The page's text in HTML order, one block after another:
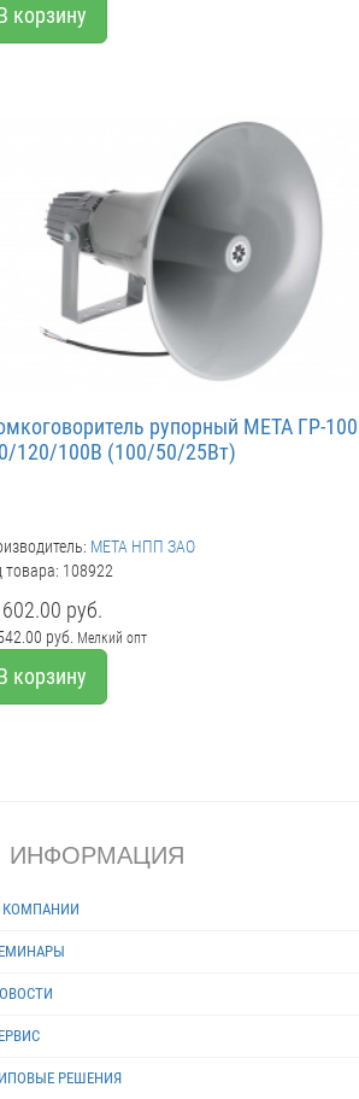
корзину
рупорный МЕТА ГР-
120/100В (100/50/25Вт)
МЕТА НПП ЗАО
товара: 108922
руб.
руб. Мелкий опт
корзину
ИНФОРМАЦИЯ
КОМПАНИИ
РЕШЕНИЯ